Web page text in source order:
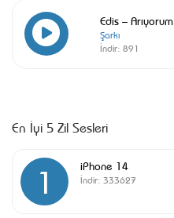
Edis – Arıyorum
Şarkı
İndir: 891
En İyi 5 Zil Sesleri
1 iPhone 14
İndir: 333627